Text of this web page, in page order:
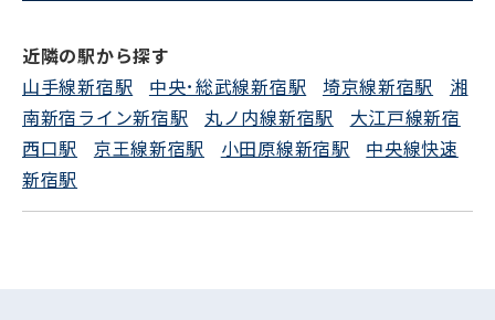
近隣の駅から探す
山手線新宿駅
中央･総武線新宿駅 埼京線新宿駅
湘
南新宿ライン新宿駅
丸ノ内線新宿駅
大江戸線新宿
西口駅
京王線新宿駅 小田原線新宿駅
中央線快速
新宿駅